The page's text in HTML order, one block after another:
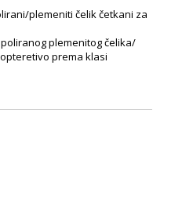
plemeniti čelik četkani za
plemenitog čelika/
prema klasi